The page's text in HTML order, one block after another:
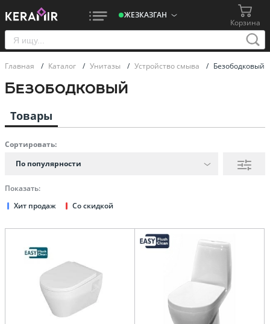
ЖЕЗКАЗГАН
Корзина
Главная / Каталог / Унитазы / Устройство смыва / Безободковый
Безободковый
Товары
Сортировать:
По популярности
Показать:
Хит продаж
Со скидкой